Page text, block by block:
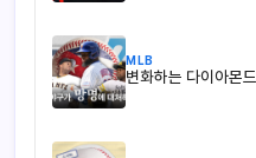
MLB
변화하는 다이아몬드